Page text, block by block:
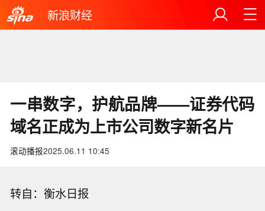
新浪财经
一串数字，护航品牌——证券代码
域名正成为上市公司数字新名片
滚动播报2025.06.11 10:45
转自：衡水日报